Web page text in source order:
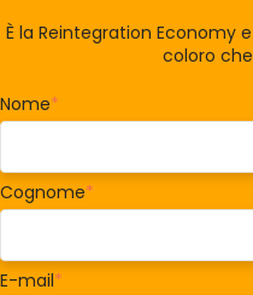
È la Reintegration Economy
coloro
Nome*
Cognome*
E-mail*